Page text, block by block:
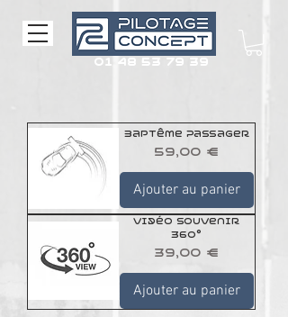
01 48 53 79 39
Baptême Passager
Prix
59,00 €
Ajouter au panier
Vidéo Souvenir
360°
Prix
39,00 €
Ajouter au panier